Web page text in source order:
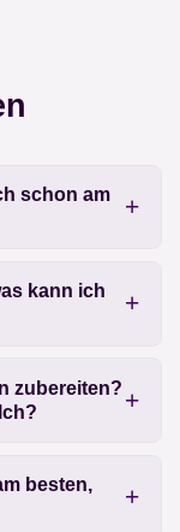
schon am
kann ich
zubereiten?
besten,